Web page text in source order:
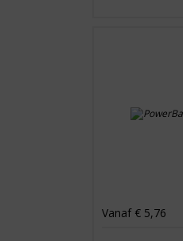
Vanaf € 5,76